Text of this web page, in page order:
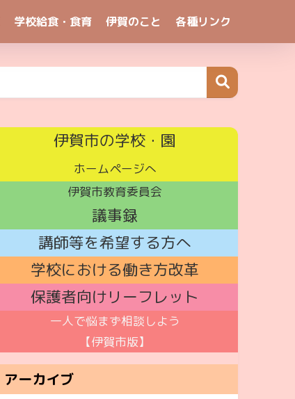
学校給食・食育 伊賀のこと 各種リンク
伊賀市の学校・園
ホームページへ
伊賀市教育委員会
議事録
講師等を希望する方へ
学校における働き方改革
保護者向けリーフレット
一人で悩まず相談しよう
【伊賀市版】
アーカイブ